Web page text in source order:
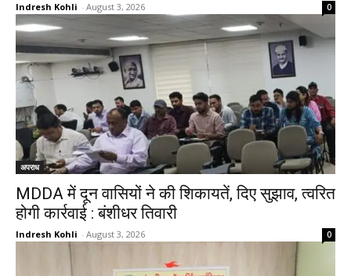
Indresh Kohli - August 3, 2026 0
अपराध
MDDA में दून वासियों ने की शिकायतें, दिए सुझाव, त्वरित
होगी कार्रवाई : बंशीधर तिवारी
Indresh Kohli - August 3, 2026 0